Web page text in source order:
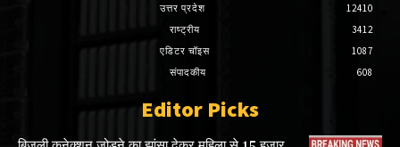
उत्तर प्रदेश
12410
राष्ट्रीय
3412
एडिटर चॉइस
1087
संपादकीय
608
Editor Picks